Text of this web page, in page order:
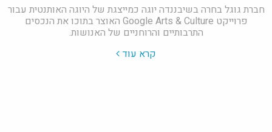
חברת גוגל בחרה בשיבננדה יוגה כמייצגת של היוגה האותנטית עבור
פרוייקט Google Arts & Culture האוצר בתוכו את הנכסים
התרבותיים והרוחניים של האנושות.
קרא עוד